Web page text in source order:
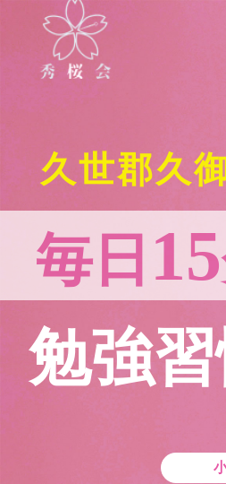
久世郡久
毎日 15
勉強